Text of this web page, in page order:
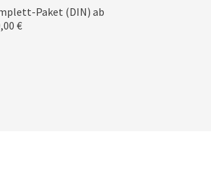
Paket (DIN) ab
€